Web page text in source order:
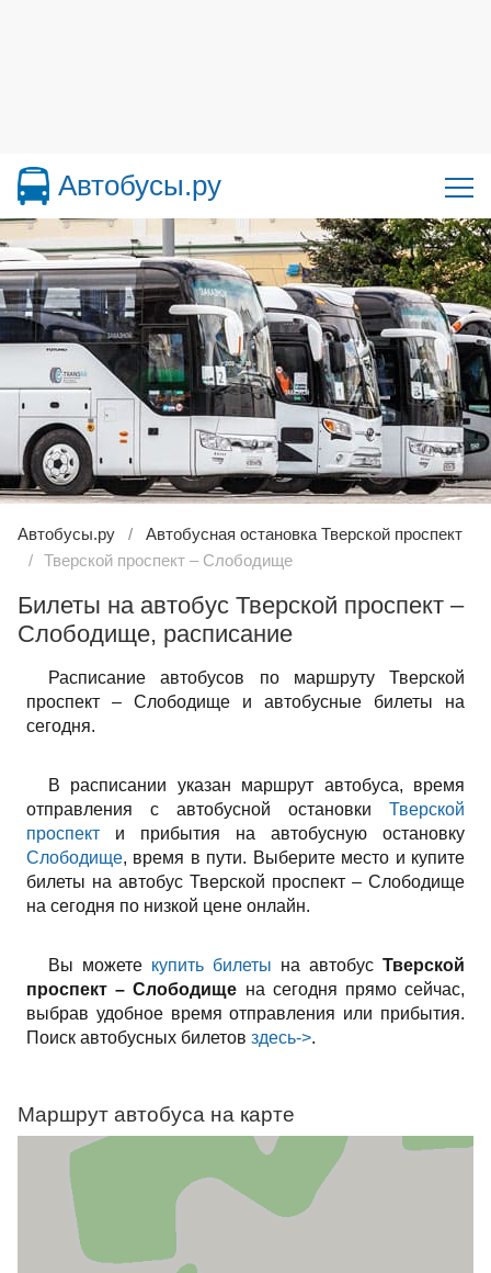
Автобусы.ру
Автобусы.ру
Автобусная остановка Тверской проспект
Тверской проспект – Слободище
Билеты на автобус Тверской проспект –
Слободище, расписание
Расписание автобусов по маршруту Тверской
проспект – Слободище и автобусные билеты на
сегодня.
В расписании указан маршрут автобуса, время
отправления с автобусной остановки Тверской
проспект и прибытия на автобусную остановку
Слободище, время в пути. Выберите место и купите
билеты на автобус Тверской проспект – Слободище
на сегодня по низкой цене онлайн.
Вы можете купить билеты на автобус Тверской
проспект – Слободище на сегодня прямо сейчас,
выбрав удобное время отправления или прибытия.
Поиск автобусных билетов здесь->.
Маршрут автобуса на карте